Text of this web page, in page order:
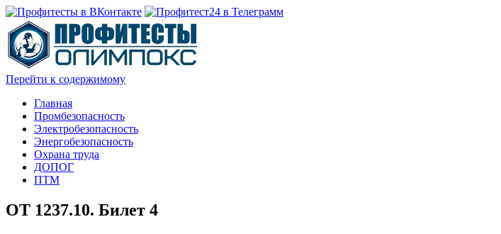
Перейти к содержимому
Главная
Промбезопасность
Электробезопасность
Энергобезопасность
Охрана труда
ДОПОГ
ПТМ
ОТ 1237.10. Билет 4